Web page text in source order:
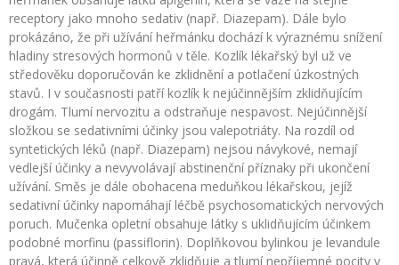
receptory jako mnoho sedativ (např. Diazepam). Dále bylo
prokázáno, že při užívání heřmánku dochází k výraznému snížení
hladiny stresových hormonů v těle. Kozlík lékařský byl už ve
středověku doporučován ke zklidnění a potlačení úzkostných
stavů. I v současnosti patří kozlík k nejúčinnějším zklidňujícím
drogám. Tlumí nervozitu a odstraňuje nespavost. Nejúčinnější
složkou se sedativními účinky jsou valepotriáty. Na rozdíl od
syntetických léků (např. Diazepam) nejsou návykové, nemají
vedlejší účinky a nevyvolávají abstinenční příznaky při ukončení
užívání. Směs je dále obohacena meduňkou lékařskou, jejíž
sedativní účinky napomáhají léčbě psychosomatických nervových
poruch. Mučenka opletní obsahuje látky s uklidňujícím účinkem
podobné morfinu (passiflorin). Doplňkovou bylinkou je levandule
pravá, která účinně celkově zklidňuje a tlumí nepříjemné pocity v